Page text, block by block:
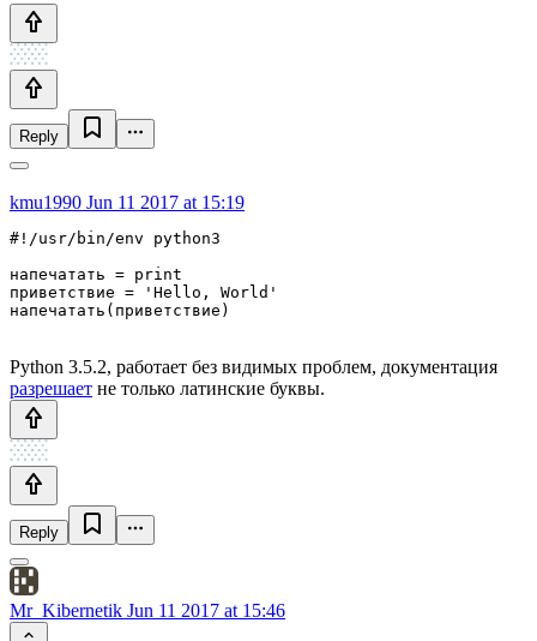
Reply
kmu1990 Jun 11 2017 at 15:19
#!/usr/bin/env python3
напечатать = print
приветствие = 'Hello, World'
Python 3.5.2, работает без видимых проблем, документация
разрешает не только латинские буквы.
Reply
Mr_Kibernetik Jun 11 2017 at 15:46